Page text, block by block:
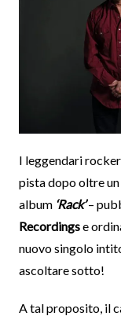
I leggendari
pista dopo oltre
album ‘Rack’–
Recordingse
nuovo singolo
ascoltare sotto!
A tal proposito, il